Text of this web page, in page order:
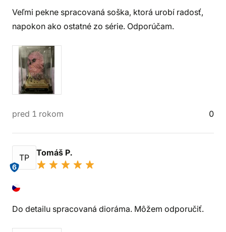
Veľmi pekne spracovaná soška, ktorá urobí radosť,
napokon ako ostatné zo série. Odporúčam.
pred 1 rokom 0
TP
6
Tomáš P.
Do detailu spracovaná dioráma. Môžem odporučiť.